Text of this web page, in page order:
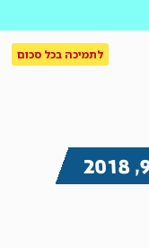
לתמיכה בכל סכום